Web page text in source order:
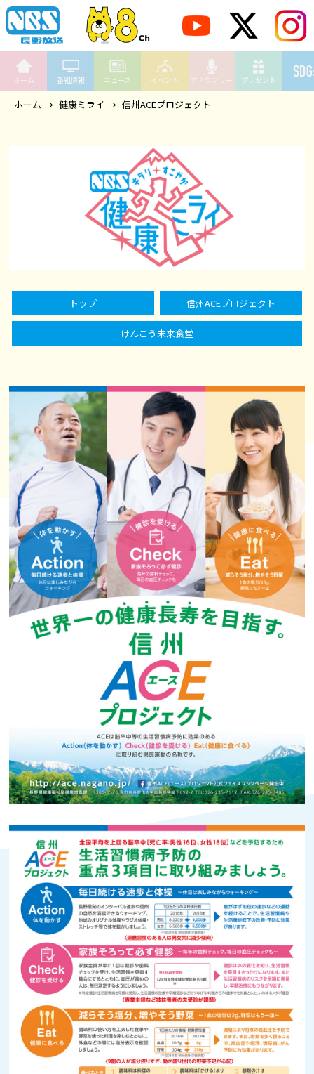
ホーム 番組情報 ニュース イベント アナウンサー プレゼント
ホーム 健康ミライ 信州ACEプロジェクト
トップ 信州ACEプロジェクト
けんこう未来食堂